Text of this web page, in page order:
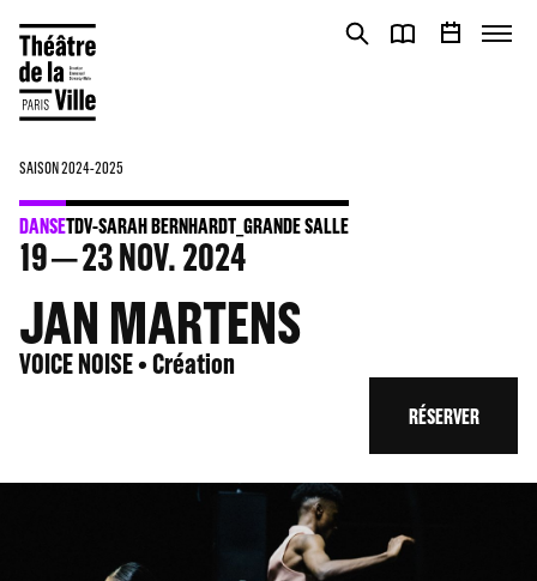
SAISON 2024-2025
DANSETDV-SARAH BERNHARDT_GRANDE SALLE
19 23NOV. 2024
JAN MARTENS
VOICE NOISE • Création
RÉSERVER